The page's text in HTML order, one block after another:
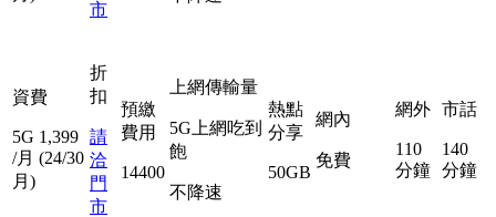
市
資費
5G 1,399
/月 (24/30
月)
折
扣
請
洽
門
市
預繳
費用
14400
上網傳輸量
5G上網吃到
飽
不降速
熱點
分享
50GB
網內
免費
網外
110
分鐘
市話
140
分鐘